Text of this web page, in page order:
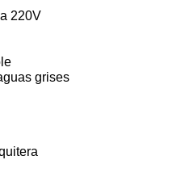
220V
grises